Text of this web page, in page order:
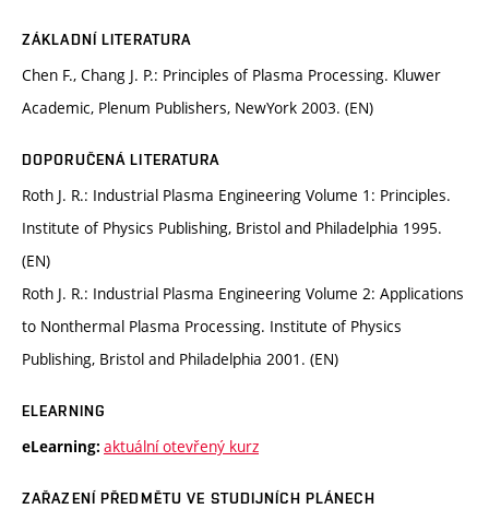
ZÁKLADNÍ LITERATURA
Chen F., Chang J. P.: Principles of Plasma Processing. Kluwer
Academic, Plenum Publishers, NewYork 2003. (EN)
DOPORUČENÁ LITERATURA
Roth J. R.: Industrial Plasma Engineering Volume 1: Principles.
Institute of Physics Publishing, Bristol and Philadelphia 1995.
(EN)
Roth J. R.: Industrial Plasma Engineering Volume 2: Applications
to Nonthermal Plasma Processing. Institute of Physics
Publishing, Bristol and Philadelphia 2001. (EN)
ELEARNING
eLearning: aktuální otevřený kurz
ZAŘAZENÍ PŘEDMĚTU VE STUDIJNÍCH PLÁNECH